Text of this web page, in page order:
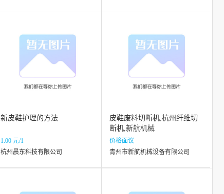
新皮鞋护理的方法
1.00 元/1
杭州晨东科技有限公司
皮鞋废料切断机,杭州纤维切
断机,新航机械
价格面议
青州市新航机械设备有限公司